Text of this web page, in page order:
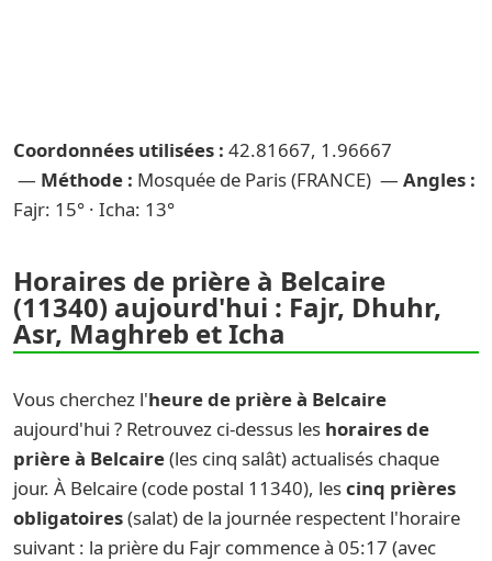
Coordonnées utilisées : 42.81667, 1.96667
— Méthode : Mosquée de Paris (FRANCE) — Angles :
Fajr: 15° · Icha: 13°
Horaires de prière à Belcaire
(11340) aujourd'hui : Fajr, Dhuhr,
Asr, Maghreb et Icha
Vous cherchez l'heure de prière à Belcaire
aujourd'hui ? Retrouvez ci-dessus les horaires de
prière à Belcaire(les cinq salât) actualisés chaque
jour. À Belcaire (code postal 11340), lescinq prières
obligatoires(salat) de la journée respectent l'horaire
suivant : la prière du Fajr commence à 05:17 (avec